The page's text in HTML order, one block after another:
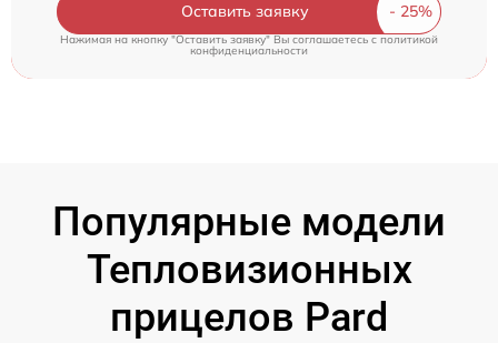
Оставить заявку
Нажимая на кнопку "Оставить заявку" Вы соглашаетесь c политикой
конфиденциальности
Популярные модели
Тепловизионных
прицелов Pard